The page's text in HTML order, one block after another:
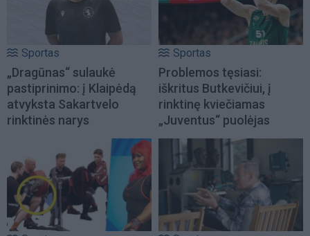
Sportas
„Dragūnas“ sulaukė
pastiprinimo: į Klaipėdą
atvyksta Sakartvelo
rinktinės narys
Sportas
Problemos tęsiasi:
iškritus Butkevičiui, į
rinktinę kviečiamas
„Juventus“ puolėjas